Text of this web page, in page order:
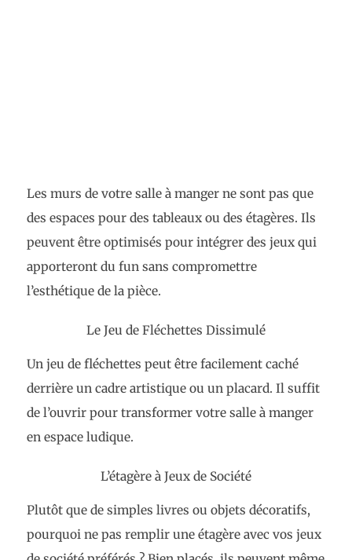
Les murs de votre salle à manger ne sont pas que
des espaces pour des tableaux ou des étagères. Ils
peuvent être optimisés pour intégrer des jeux qui
apporteront du fun sans compromettre
l’esthétique de la pièce.
Le Jeu de Fléchettes Dissimulé
Un jeu de fléchettes peut être facilement caché
derrière un cadre artistique ou un placard. Il suffit
de l’ouvrir pour transformer votre salle à manger
en espace ludique.
L’étagère à Jeux de Société
Plutôt que de simples livres ou objets décoratifs,
pourquoi ne pas remplir une étagère avec vos jeux